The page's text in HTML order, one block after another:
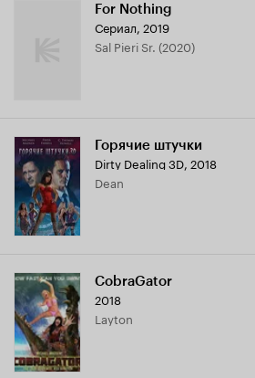
For Nothing
Сериал, 2019
Sal Pieri Sr. (2020)
Горячие штучки
Dirty Dealing 3D, 2018
Dean
CobraGator
2018
Layton